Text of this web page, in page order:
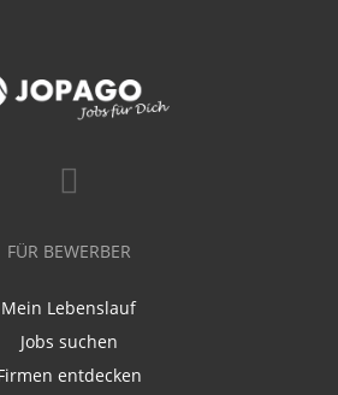
FÜR BEWERBER
Mein Lebenslauf
Jobs suchen
entdecken